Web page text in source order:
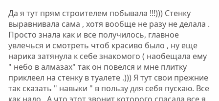
ы
й
г
о
л
о
с
ы
й
г
о
л
о
с
Да я тут прям строителем побывала !!!))) Стенку
выравнивала сама , хотя вообще не разу не делала .
Просто знала как и все получилось, главное
увлечься и смотреть чтоб красиво было , ну еще
нарика затянула к себе знакомого ( наобещала ему
" небо в алмазах" так он повелся и мне плитку
приклеел на стенку в туалете .))) Я тут свои прежние
так сказать " навыки " в пользу для себя пускаю. Все